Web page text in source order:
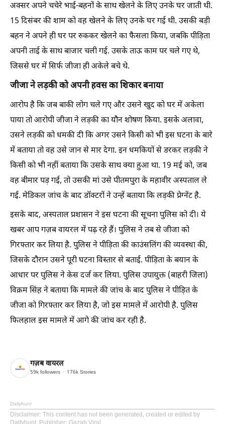
अक्सर अपने चचेरे भाई-बहनों के साथ खेलने के लिए उनके घर जाती थी.
15 दिसंबर की शाम को वह खेलने के लिए उनके घर गई थी. उसकी बड़ी
बहन ने अपने ही घर पर रुककर खेलने का फैसला किया, जबकि पीड़िता
अपनी ताई के साथ बाजार चली गई. उसके ताऊ काम पर चले गए थे,
जिससे घर में सिर्फ जीजा ही अकेले बचे थे.
जीजा ने लड़की को अपनी हवस का शिकार बनाया
आरोप है कि जब बाकी लोग चले गए और उसने खुद को घर में अकेला
पाया तो आरोपी जीजा ने लड़की का यौन शोषण किया. इसके अलावा,
उसने लड़की को धमकी दी कि अगर उसने किसी को भी इस घटना के बारे
में बताया तो वह उसे जान से मार देगा. इन धमकियों से डरकर लड़की ने
किसी को भी नहीं बताया कि उसके साथ क्या हुआ था. 19 मई को, जब
वह बीमार पड़ गई, तो उसकी मां उसे पीतमपुरा के महावीर अस्पताल ले
गई. मेडिकल जांच के बाद डॉक्टरों ने उन्हें बताया कि लड़की प्रेग्नेंट है.
इसके बाद, अस्पताल प्रशासन ने इस घटना की सूचना पुलिस को दी। ये
खबर आप गज़ब वायरल में पढ़ रहे हैं। पुलिस ने तब से जीजा को
गिरफ्तार कर लिया है. पुलिस ने पीड़िता की काउंसलिंग की व्यवस्था की,
जिसके दौरान उसने पूरी घटना विस्तार से बताई. पीड़िता के बयान के
आधार पर पुलिस ने केस दर्ज कर लिया. पुलिस उपायुक्त (बाहरी जिला)
विक्रम सिंह ने बताया कि मामले की जांच के बाद पुलिस ने पीड़ित के
जीजा को गिरफ्तार कर लिया है, जो इस मामले में आरोपी है. पुलिस
फिलहाल इस मामले में आगे की जांच कर रही है.
गज़ब वायरल
59k followers 176k Stories
Dailyhunt
Disclaimer: This content has not been generated, created or edited by